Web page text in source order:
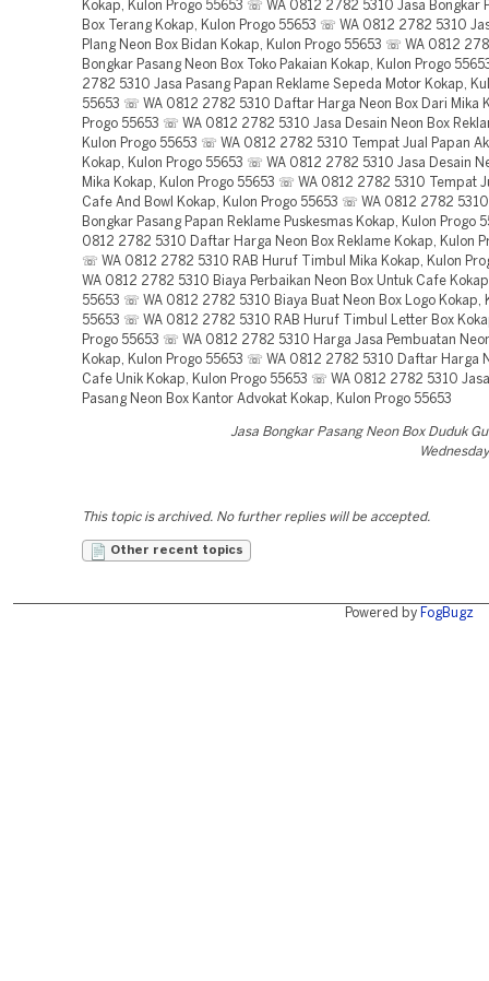
Kokap, Kulon Progo 55653 ☏ WA 0812 2782 5310 Jasa Bongkar
Box Terang Kokap, Kulon Progo 55653 ☏ WA 0812 2782 5310
Plang Neon Box Bidan Kokap, Kulon Progo 55653 ☏ WA 0812
Bongkar Pasang Neon Box Toko Pakaian Kokap, Kulon Progo
2782 5310 Jasa Pasang Papan Reklame Sepeda Motor Kokap,
55653 ☏ WA 0812 2782 5310 Daftar Harga Neon Box Dari Mika
Progo 55653 ☏ WA 0812 2782 5310 Jasa Desain Neon Box
Kulon Progo 55653 ☏ WA 0812 2782 5310 Tempat Jual Papan
Kokap, Kulon Progo 55653 ☏ WA 0812 2782 5310 Jasa Desain
Mika Kokap, Kulon Progo 55653 ☏ WA 0812 2782 5310 Tempat
Cafe And Bowl Kokap, Kulon Progo 55653 ☏ WA 0812 2782
Bongkar Pasang Papan Reklame Puskesmas Kokap, Kulon Progo
0812 2782 5310 Daftar Harga Neon Box Reklame Kokap, Kulon
☏ WA 0812 2782 5310 RAB Huruf Timbul Mika Kokap, Kulon
WA 0812 2782 5310 Biaya Perbaikan Neon Box Untuk Cafe
55653 ☏ WA 0812 2782 5310 Biaya Buat Neon Box Logo Kokap,
55653 ☏ WA 0812 2782 5310 RAB Huruf Timbul Letter Box
Progo 55653 ☏ WA 0812 2782 5310 Harga Jasa Pembuatan
Kokap, Kulon Progo 55653 ☏ WA 0812 2782 5310 Daftar Harga
Cafe Unik Kokap, Kulon Progo 55653 ☏ WA 0812 2782 5310
Pasang Neon Box Kantor Advokat Kokap, Kulon Progo 55653
Jasa Bongkar Pasang Neon Box Duduk
This topic is archived. No further replies will be accepted.
Other recent topics
Powered by FogBugz